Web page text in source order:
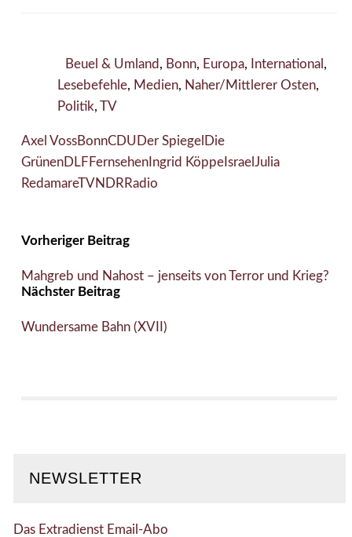
Beuel & Umland , Bonn, Europa, International ,
Lesebefehle, Medien, Naher/Mittlerer Osten,
Politik, TV
Axel VossBonnCDU Der Spiegel Die
GrünenDLF FernsehenIngrid KöppeIsrael Julia
RedamareTV NDR Radio
Vorheriger Beitrag
Mahgreb und Nahost – jenseits von Terror und Krieg?
Nächster Beitrag
Wundersame Bahn (XVII)
NEWSLETTER
Das Extradienst Email-Abo